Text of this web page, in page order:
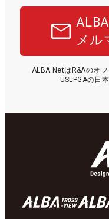
メル
ALBA NetはR&Aのオ
USLPGAの日